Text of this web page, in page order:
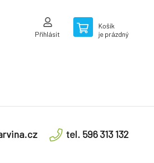
Přihlásit
Košík
je prázdný
tel. 596 313 132